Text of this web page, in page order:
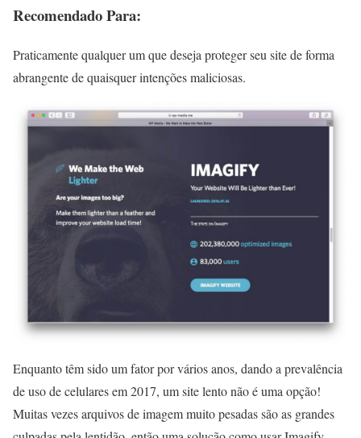
Recomendado Para:
Praticamente qualquer um que deseja proteger seu site de forma
abrangente de quaisquer intenções maliciosas.
Enquanto têm sido um fator por vários anos, dando a prevalência
de uso de celulares em 2017, um site lento não é uma opção!
Muitas vezes arquivos de imagem muito pesadas são as grandes